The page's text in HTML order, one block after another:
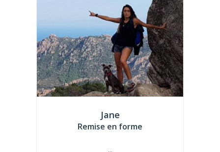
Jane
Remise en forme
...